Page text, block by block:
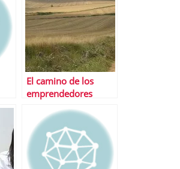
El camino de los
emprendedores